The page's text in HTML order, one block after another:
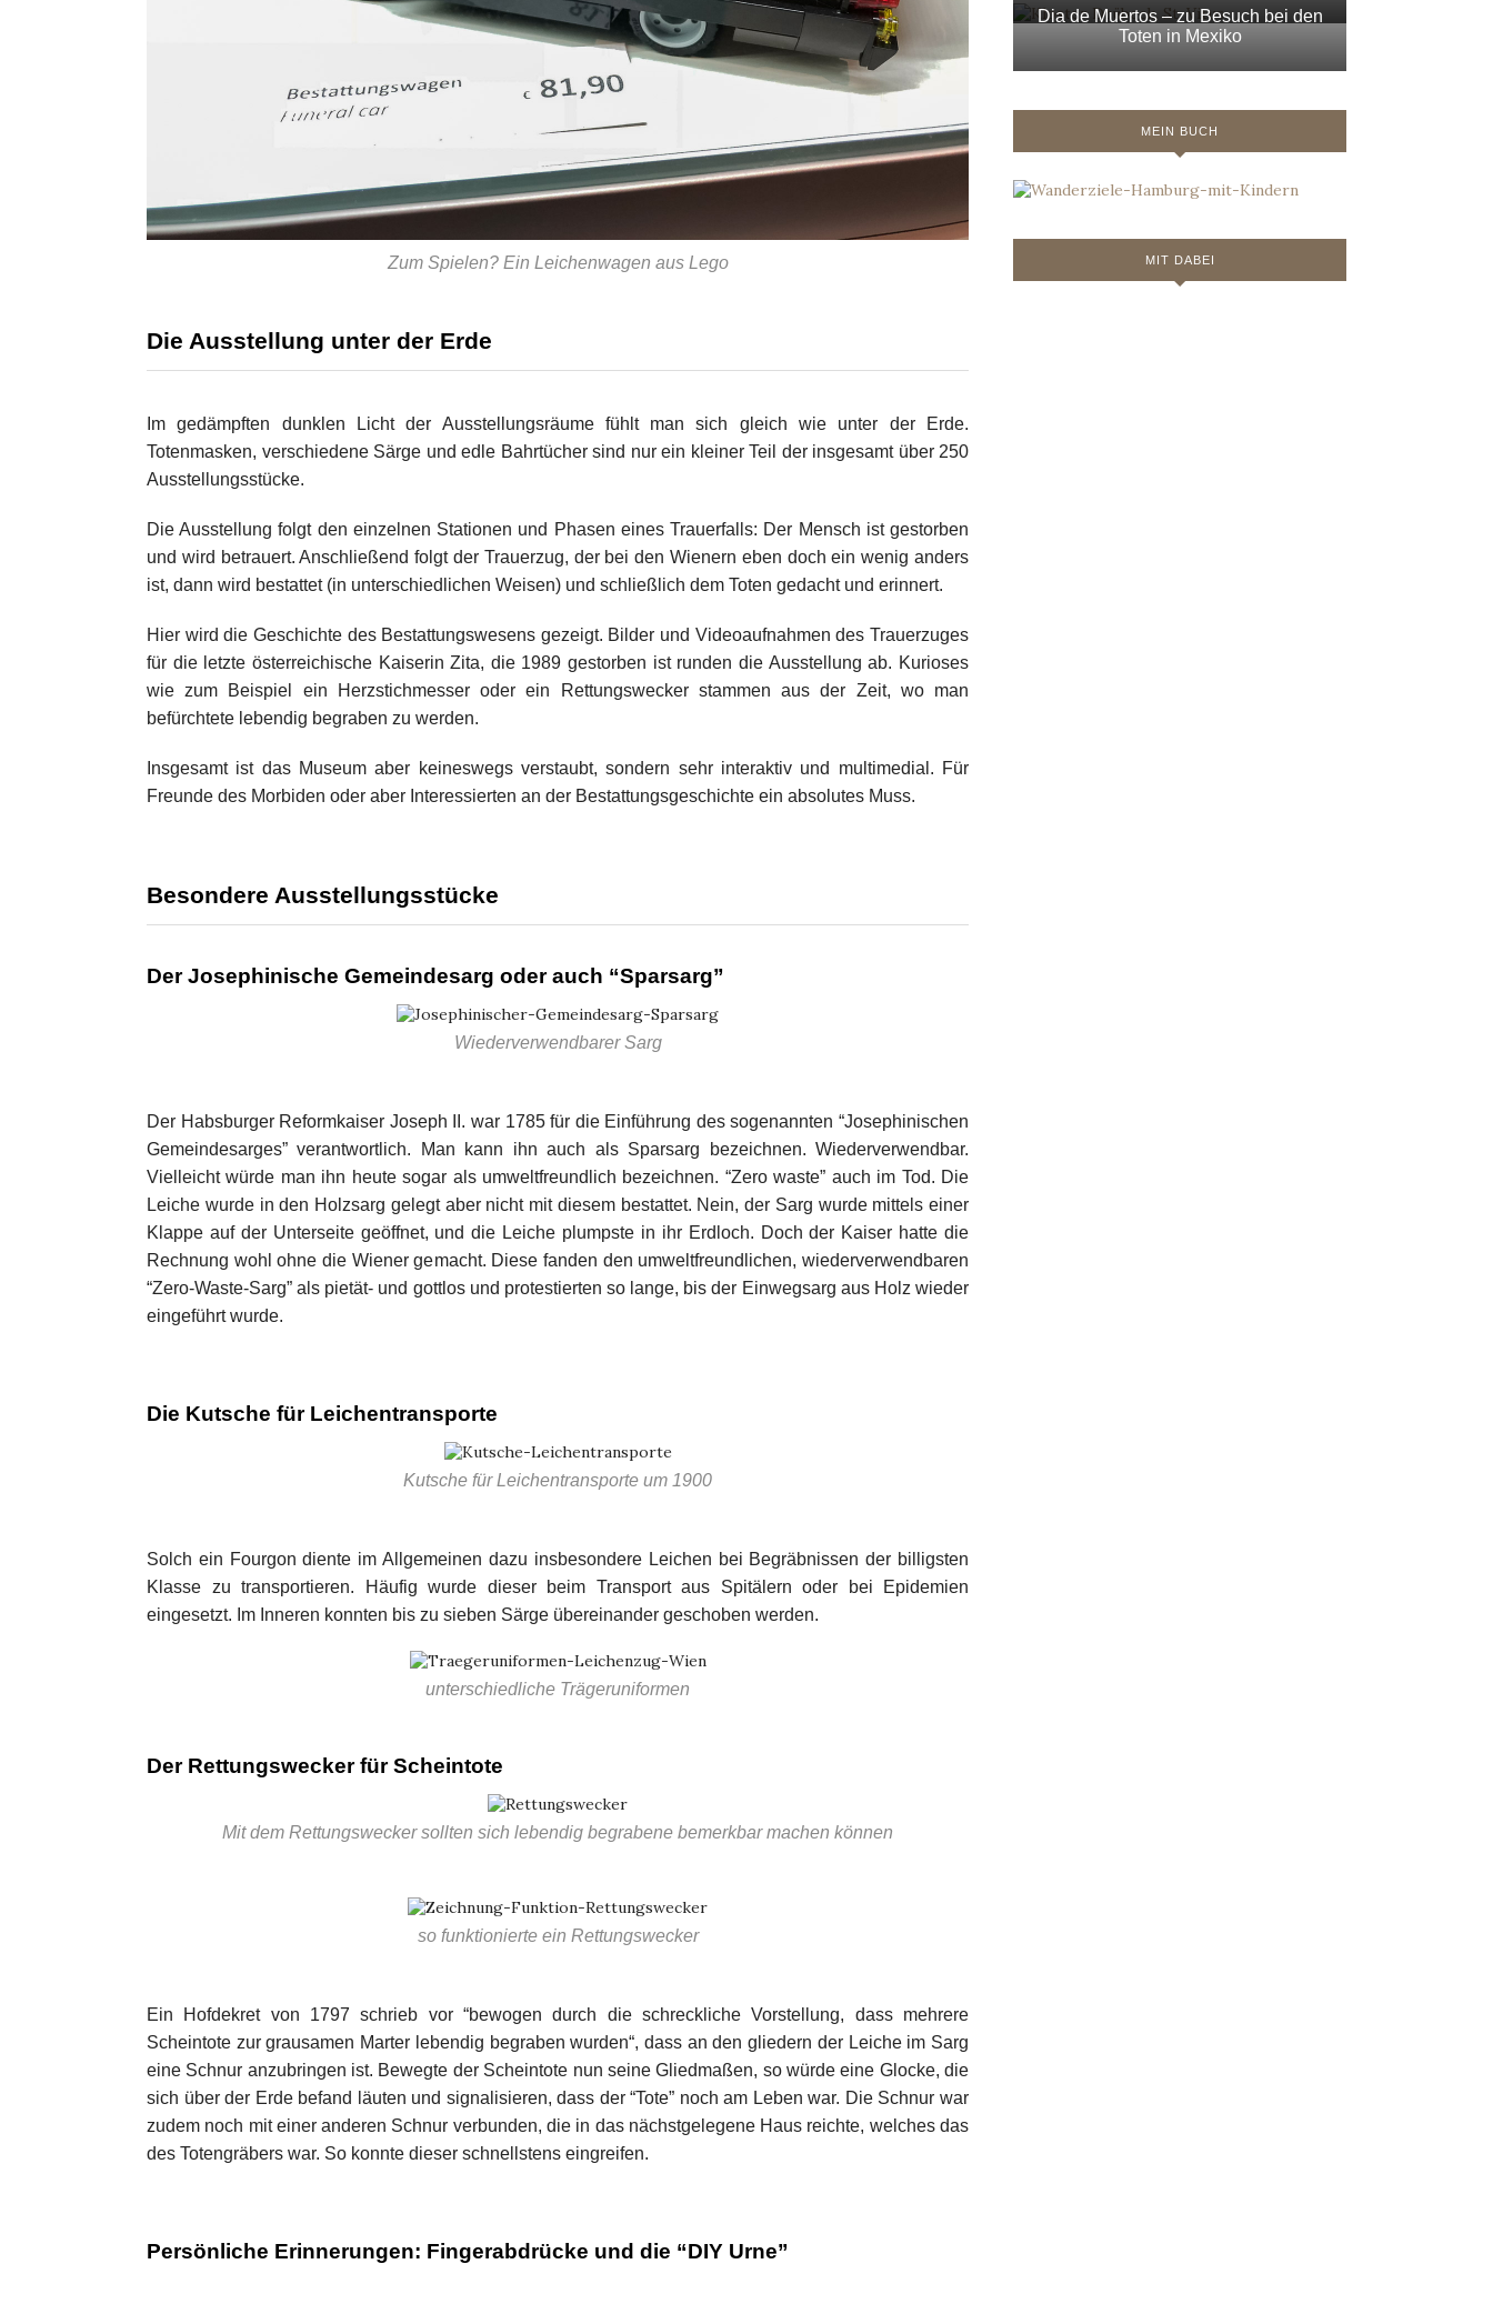
Zum Spielen? Ein Leichenwagen aus Lego
Die Ausstellung unter der Erde
Im gedämpften dunklen Licht der Ausstellungsräume fühlt man sich gleich wie unter der Erde.
Totenmasken, verschiedene Särge und edle Bahrtücher sind nur ein kleiner Teil der insgesamt über 250
Ausstellungsstücke.
Die Ausstellung folgt den einzelnen Stationen und Phasen eines Trauerfalls: Der Mensch ist gestorben
und wird betrauert. Anschließend folgt der Trauerzug, der bei den Wienern eben doch ein wenig anders
ist, dann wird bestattet (in unterschiedlichen Weisen) und schließlich dem Toten gedacht und erinnert.
Hier wird die Geschichte des Bestattungswesens gezeigt. Bilder und Videoaufnahmen des Trauerzuges
für die letzte österreichische Kaiserin Zita, die 1989 gestorben ist runden die Ausstellung ab. Kurioses
wie zum Beispiel ein Herzstichmesser oder ein Rettungswecker stammen aus der Zeit, wo man
befürchtete lebendig begraben zu werden.
Insgesamt ist das Museum aber keineswegs verstaubt, sondern sehr interaktiv und multimedial. Für
Freunde des Morbiden oder aber Interessierten an der Bestattungsgeschichte ein absolutes Muss.
Besondere Ausstellungsstücke
Der Josephinische Gemeindesarg oder auch “Sparsarg”
Wiederverwendbarer Sarg
Der Habsburger Reformkaiser Joseph II. war 1785 für die Einführung des sogenannten “Josephinischen
Gemeindesarges” verantwortlich. Man kann ihn auch als Sparsarg bezeichnen. Wiederverwendbar.
Vielleicht würde man ihn heute sogar als umweltfreundlich bezeichnen. “Zero waste” auch im Tod. Die
Leiche wurde in den Holzsarg gelegt aber nicht mit diesem bestattet. Nein, der Sarg wurde mittels einer
Klappe auf der Unterseite geöffnet, und die Leiche plumpste in ihr Erdloch. Doch der Kaiser hatte die
Rechnung wohl ohne die Wiener gemacht. Diese fanden den umweltfreundlichen, wiederverwendbaren
“Zero-Waste-Sarg” als pietät- und gottlos und protestierten so lange, bis der Einwegsarg aus Holz wieder
eingeführt wurde.
Die Kutsche für Leichentransporte
Kutsche für Leichentransporte um 1900
Solch ein Fourgon diente im Allgemeinen dazu insbesondere Leichen bei Begräbnissen der billigsten
Klasse zu transportieren. Häufig wurde dieser beim Transport aus Spitälern oder bei Epidemien
eingesetzt. Im Inneren konnten bis zu sieben Särge übereinander geschoben werden.
unterschiedliche Trägeruniformen
Der Rettungswecker für Scheintote
Mit dem Rettungswecker sollten sich lebendig begrabene bemerkbar machen können
so funktionierte ein Rettungswecker
Ein Hofdekret von 1797 schrieb vor “bewogen durch die schreckliche Vorstellung, dass mehrere
Scheintote zur grausamen Marter lebendig begraben wurden“, dass an den gliedern der Leiche im Sarg
eine Schnur anzubringen ist. Bewegte der Scheintote nun seine Gliedmaßen, so würde eine Glocke, die
sich über der Erde befand läuten und signalisieren, dass der “Tote” noch am Leben war. Die Schnur war
zudem noch mit einer anderen Schnur verbunden, die in das nächstgelegene Haus reichte, welches das
des Totengräbers war. So konnte dieser schnellstens eingreifen.
Persönliche Erinnerungen: Fingerabdrücke und die “DIY Urne”
Dia de Muertos – zu Besuch bei den
Toten in Mexiko
MEIN BUCH
MIT DABEI